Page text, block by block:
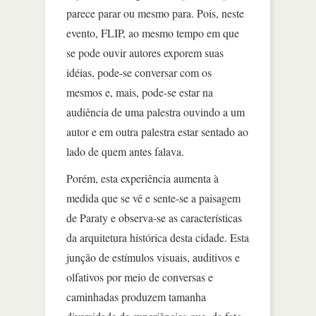
parece parar ou mesmo para. Pois, neste
evento, FLIP, ao mesmo tempo em que
se pode ouvir autores exporem suas
idéias, pode-se conversar com os
mesmos e, mais, pode-se estar na
audiência de uma palestra ouvindo a um
autor e em outra palestra estar sentado ao
lado de quem antes falava.
Porém, esta experiência aumenta à
medida que se vê e sente-se a paisagem
de Paraty e observa-se as características
da arquitetura histórica desta cidade. Esta
junção de estímulos visuais, auditivos e
olfativos por meio de conversas e
caminhadas produzem tamanha